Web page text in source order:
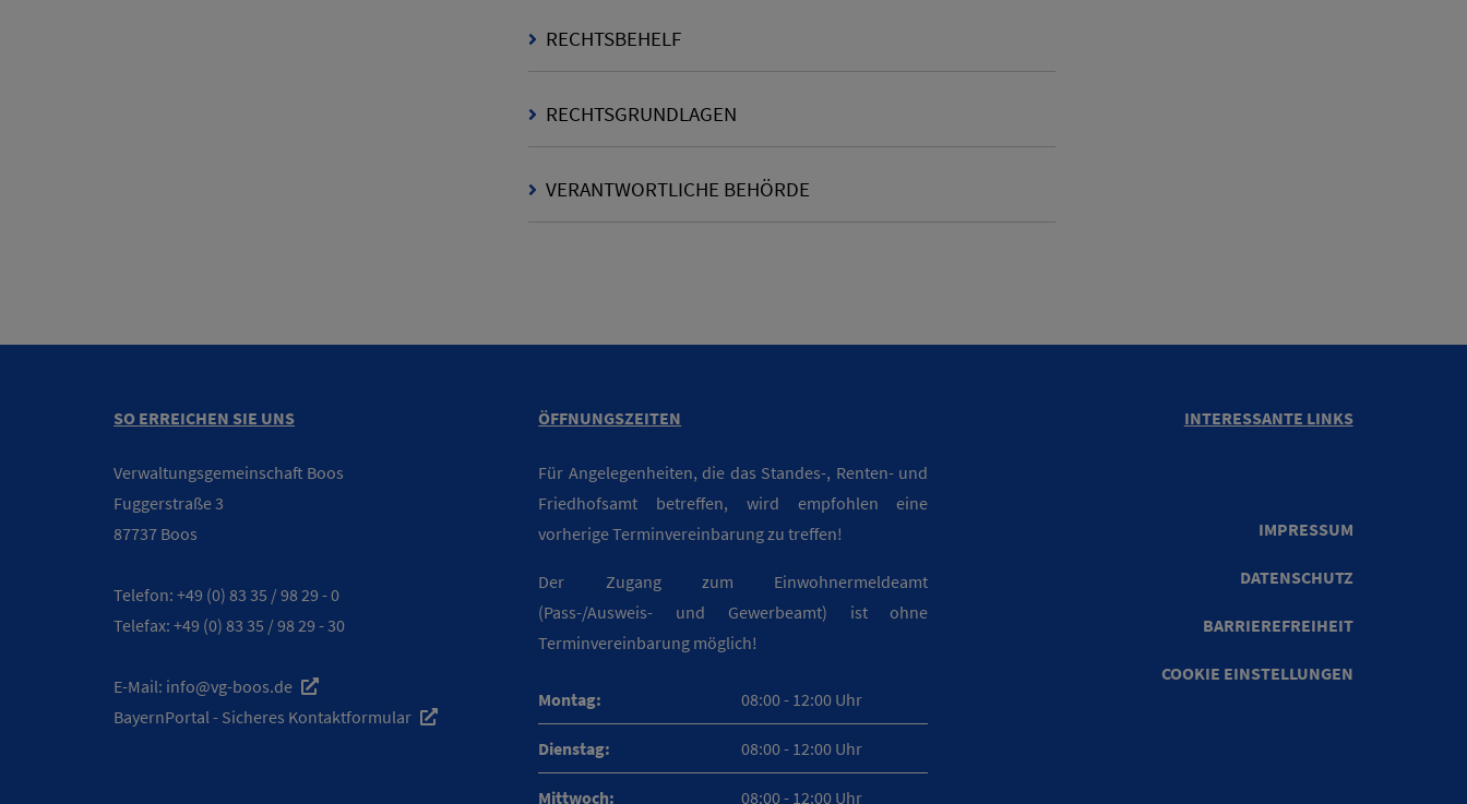
RECHTSBEHELF
RECHTSGRUNDLAGEN
VERANTWORTLICHE BEHÖRDE
SO ERREICHEN SIE UNS
Verwaltungsgemeinschaft Boos
Fuggerstraße 3
87737 Boos
Telefon: +49 (0) 83 35 / 98 29 - 0
Telefax: +49 (0) 83 35 / 98 29 - 30
E-Mail: info@vg-boos.de
BayernPortal - Sicheres Kontaktformular
ÖFFNUNGSZEITEN
Für Angelegenheiten, die das Standes-, Renten- und
Friedhofsamt betreffen, wird empfohlen eine
vorherige Terminvereinbarung zu treffen!
Der Zugang zum Einwohnermeldeamt
(Pass-/Ausweis- und Gewerbeamt) ist ohne
Terminvereinbarung möglich!
Montag: 08:00 - 12:00 Uhr
Dienstag: 08:00 - 12:00 Uhr
Mittwoch: 08:00 - 12:00 Uhr
INTERESSANTE LINKS
IMPRESSUM
DATENSCHUTZ
BARRIEREFREIHEIT
COOKIE EINSTELLUNGEN